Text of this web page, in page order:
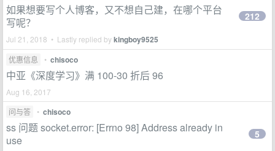
如果想要写个人博客，又不想自己建，在哪个平台
写呢？
Jul 21, 2018 • Lastly replied bykingboy9525
212
优惠信息 • chisoco
中亚《深度学习》满 100-30 折后 96
Aug 16, 2017
问与答
• chisoco
ss 问题 socket.error: [Errno 98] Address already in
use
5